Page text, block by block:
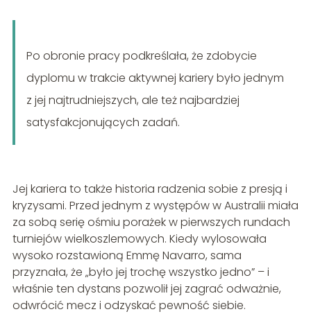
Po obronie pracy podkreślała, że zdobycie
dyplomu w trakcie aktywnej kariery było jednym
z jej najtrudniejszych, ale też najbardziej
satysfakcjonujących zadań.
Jej kariera to także historia radzenia sobie z presją i
kryzysami. Przed jednym z występów w Australii miała
za sobą serię ośmiu porażek w pierwszych rundach
turniejów wielkoszlemowych. Kiedy wylosowała
wysoko rozstawioną Emmę Navarro, sama
przyznała, że „było jej trochę wszystko jedno” – i
właśnie ten dystans pozwolił jej zagrać odważnie,
odwrócić mecz i odzyskać pewność siebie.